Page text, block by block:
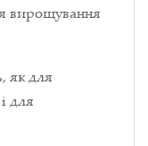
вирощування
як для
для